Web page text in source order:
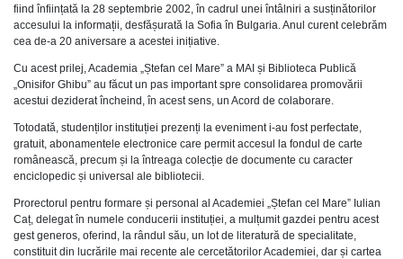
fiind înființată la 28 septembrie 2002, în cadrul unei întâlniri a susținătorilor
accesului la informații, desfășurată la Sofia în Bulgaria. Anul curent celebrăm
cea de-a 20 aniversare a acestei inițiative.
Cu acest prilej, Academia „Ștefan cel Mare” a MAI și Biblioteca Publică
„Onisifor Ghibu” au făcut un pas important spre consolidarea promovării
acestui deziderat încheind, în acest sens, un Acord de colaborare.
Totodată, studenților instituției prezenți la eveniment i-au fost perfectate,
gratuit, abonamentele electronice care permit accesul la fondul de carte
românească, precum și la întreaga colecție de documente cu caracter
enciclopedic și universal ale bibliotecii.
Prorectorul pentru formare și personal al Academiei „Ștefan cel Mare” Iulian
Caț, delegat în numele conducerii instituției, a mulțumit gazdei pentru acest
gest generos, oferind, la rândul său, un lot de literatură de specialitate,
constituit din lucrările mai recente ale cercetătorilor Academiei, dar și cartea